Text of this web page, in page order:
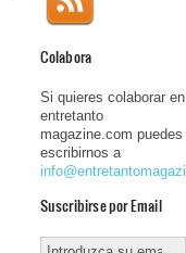
Colabora
Si quieres colaborar en
entretanto
magazine.com puedes
escribirnos a
Suscribirse por Email